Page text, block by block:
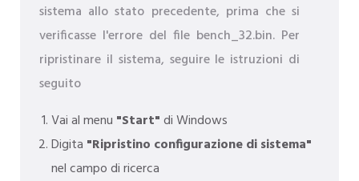
sistema allo stato precedente, prima che si
verificasse l'errore del file bench_32.bin. Per
ripristinare il sistema, seguire le istruzioni di
seguito
Vai al menu "Start"di Windows
Digita "Ripristino configurazione di sistema"
nel campo di ricerca